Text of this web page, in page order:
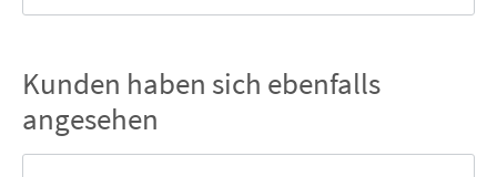
Produktgalerie überspringen
Kunden haben sich ebenfalls
angesehen